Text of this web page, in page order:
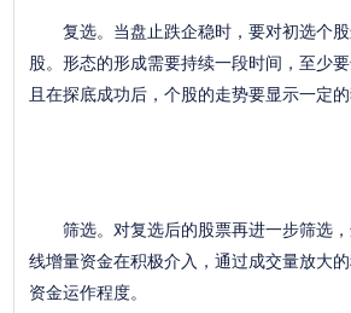
复选。当盘止跌企稳时，要对初选个股
股。形态的形成需要持续一段时间，至少
且在探底成功后，个股的走势要显示一定的
筛选。对复选后的股票再进一步筛选，
线增量资金在积极介入，通过成交量放大
资金运作程度。